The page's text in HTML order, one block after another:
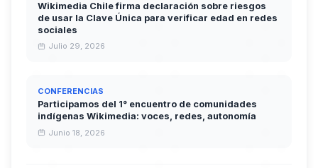
Wikimedia Chile firma declaración sobre riesgos
de usar la Clave Única para verificar edad en redes
sociales
Julio 29, 2026
CONFERENCIAS
Participamos del 1° encuentro de comunidades
indígenas Wikimedia: voces, redes, autonomía
Junio 18, 2026